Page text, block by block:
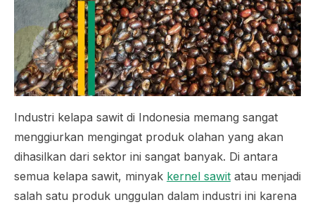
Industri kelapa sawit di Indonesia memang sangat
menggiurkan mengingat produk olahan yang akan
dihasilkan dari sektor ini sangat banyak. Di antara
semua kelapa sawit, minyak kernel sawit atau menjadi
salah satu produk unggulan dalam industri ini karena